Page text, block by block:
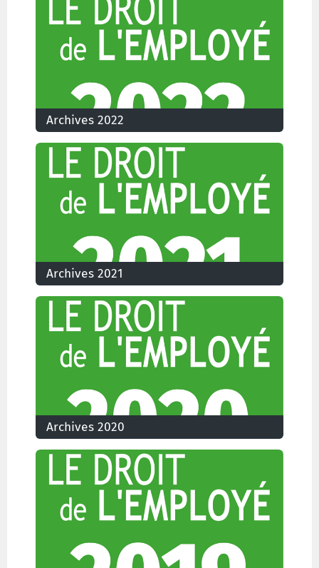
Archives 2022
Archives 2021
Archives 2020